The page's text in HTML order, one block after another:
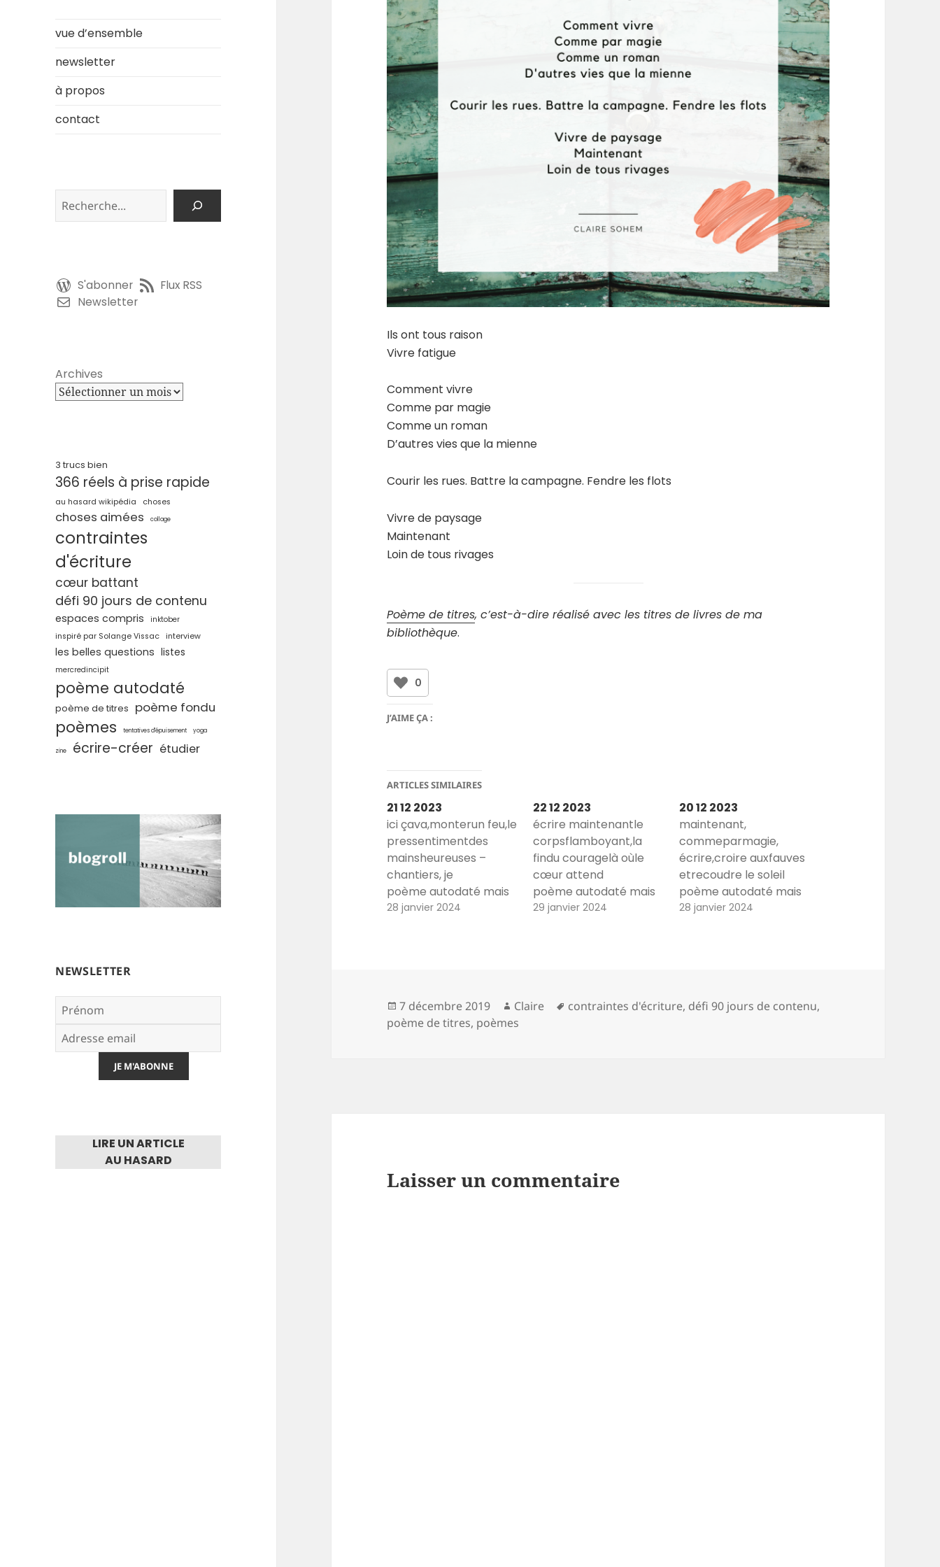
vue d’ensemble
newsletter
à propos
contact
S'abonner
Flux RSS
Newsletter
Archives
3 trucs bien
366 réels à prise rapide
au hasard wikipédia choses
choses aimées collage
contraintes
d'écriture
cœur battant
défi 90 jours de contenu
espaces compris
inktober
inspiré par Solange Vissac
interview
les belles questions listes
mercredincipit
poème autodaté
poème de titres poème fondu
poèmes tentatives d'épuisement yoga
zine écrire-créer étudier
NEWSLETTER
LIRE UN ARTICLE
AU HASARD
Ils ont tous raison
Vivre fatigue
Comment vivre
Comme par magie
Comme un roman
D’autres vies que la mienne
Courir les rues. Battre la campagne. Fendre les flots
Vivre de paysage
Maintenant
Loin de tous rivages
Poème de titres, c’est-à-dire réalisé avec les titres de livres de ma
bibliothèque.
0
J’AIME ÇA :
ARTICLES SIMILAIRES
21 12 2023
ici çava,monterun feu,le
pressentimentdes
mainsheureuses –
chantiers, je
poème autodaté mais
aussi poème de titres
28 janvier 2024
22 12 2023
écrire maintenantle
corpsflamboyant,la
findu couragelà oùle
cœur attend
poème autodaté mais
aussi poème de titres
29 janvier 2024
20 12 2023
maintenant,
commeparmagie,
écrire,croire auxfauves
etrecoudre le soleil
poème autodaté mais
aussi poème de titres
28 janvier 2024
Publié
le
7 décembre 2019 Auteur
Claire
Mots-
contraintes d'écriture, défi 90 jours de contenu,
poème de titres, poèmes
Laisser un commentaire